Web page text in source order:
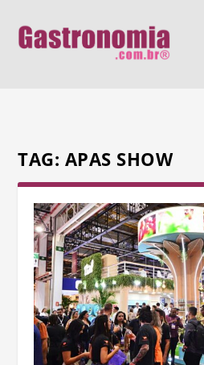
TAG: APAS SHOW